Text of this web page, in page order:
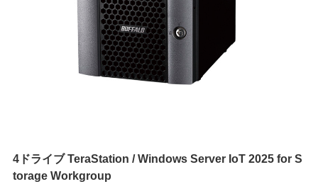
4ドライブ TeraStation / Windows Server IoT 2025 for S
torage Workgroup